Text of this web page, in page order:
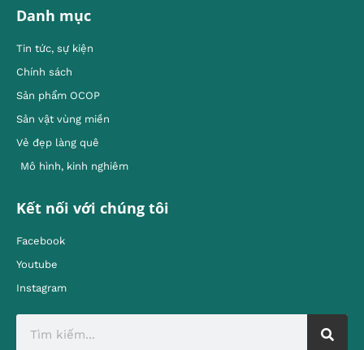
Danh mục
Tin tức, sự kiện
Chính sách
Sản phẩm OCOP
Sản vật vùng miền
Vẻ đẹp làng quê
Mô hình, kinh nghiêm
Kết nối với chúng tôi
Facebook
Youtube
Instagram